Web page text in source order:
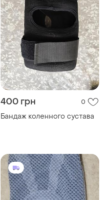
400 грн 0
Бандаж коленного сустава